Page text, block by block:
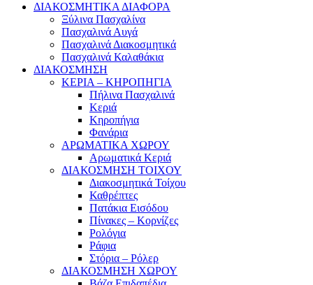
ΔΙΑΚΟΣΜΗΤΙΚΑ ΔΙΑΦΟΡΑ
Ξύλινα Πασχαλίνα
Πασχαλινά Αυγά
Πασχαλινά Διακοσμητικά
Πασχαλινά Καλαθάκια
ΔΙΑΚΟΣΜΗΣΗ
ΚΕΡΙΑ – ΚΗΡΟΠΗΓΙΑ
Πήλινα Πασχαλινά
Κεριά
Κηροπήγια
Φανάρια
ΑΡΩΜΑΤΙΚΑ ΧΩΡΟΥ
Αρωματικά Κεριά
ΔΙΑΚΟΣΜΗΣΗ ΤΟΙΧΟΥ
Διακοσμητικά Τοίχου
Καθρέπτες
Πατάκια Εισόδου
Πίνακες – Κορνίζες
Ρολόγια
Ράφια
Στόρια – Ρόλερ
ΔΙΑΚΟΣΜΗΣΗ ΧΩΡΟΥ